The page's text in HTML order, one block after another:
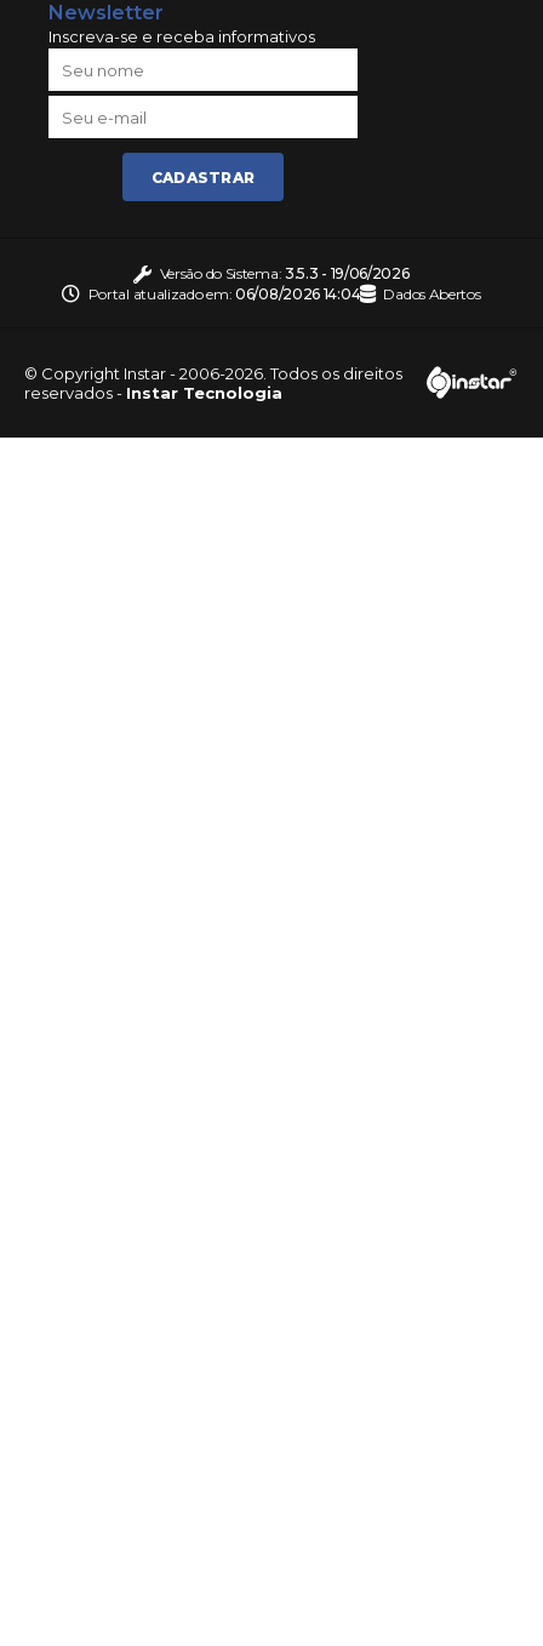
Newsletter
Inscreva-se e receba informativos
CADASTRAR
Versão do Sistema: 3.5.3 - 19/06/2026
Portal atualizado em:06/08/2026 14:04 Dados Abertos
© Copyright Instar - 2006-2026. Todos os direitos
reservados - Instar Tecnologia